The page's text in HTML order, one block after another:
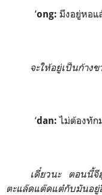
‘ong: มึงอยู่หอแ
จะให้อยู่เป็นก้างขว
‘dan: ไม่ต้องทัก
เดี๋ยวนะ ตอนนี้จีฮุน
ตะแล๊ดแต๊ดแต๋กับมันอยู่